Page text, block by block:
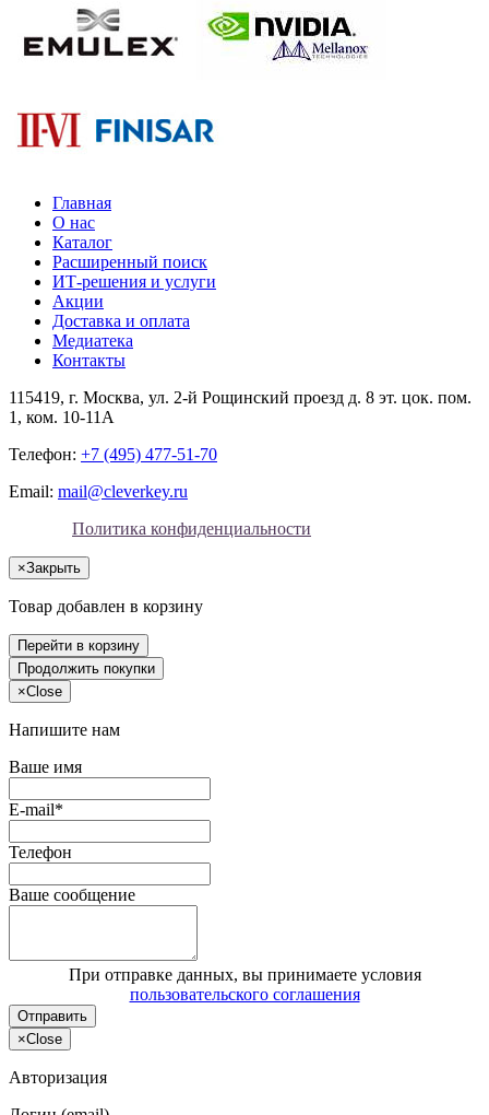
Главная
О нас
Каталог
Расширенный поиск
ИТ-решения и услуги
Акции
Доставка и оплата
Медиатека
Контакты
115419, г. Москва, ул. 2-й Рощинский проезд д. 8 эт. цок. пом.
1, ком. 10-11А
Телефон: +7 (495) 477-51-70
Email: mail@cleverkey.ru
Политика конфиденциальности
×Закрыть
Товар добавлен в корзину
Перейти в корзину
Продолжить покупки
×Close
Напишите нам
Ваше имя
E-mail*
Телефон
Ваше сообщение
При отправке данных, вы принимаете условия
пользовательского соглашения
Отправить
×Close
Авторизация